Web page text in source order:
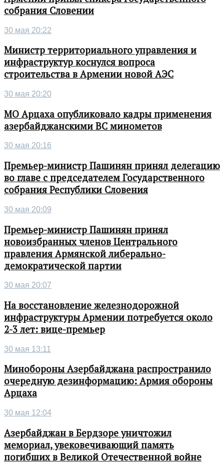
собрания Словении
30 мая 20:22
Министр территориального управления и
инфраструктур коснулся вопроса
строительства в Армении новой АЭС
30 мая 20:20
МО Арцаха опубликовало кадры применения
азербайджанскими ВС минометов
30 мая 20:16
Премьер-министр Пашинян принял делегацию
во главе с председателем Государственного
собрания Республики Словения
30 мая 20:09
Премьер-министр Пашинян принял
новоизбранных членов Центрального
правления Армянской либерально-
демократической партии
30 мая 20:07
На восстановление железнодорожной
инфраструктуры Армении потребуется около
2-3 лет: вице-премьер
30 мая 13:11
Минобороны Азербайджана распространило
очередную дезинформацию: Армия обороны
Арцаха
30 мая 12:04
Азербайджан в Бердзоре уничтожил
мемориал, увековечивающий память
погибших в Великой Отечественной войне